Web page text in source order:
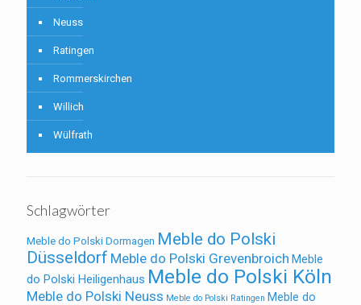
Neuss
Ratingen
Rommerskirchen
Willich
Wülfrath
Schlagwörter
Meble do Polski Dormagen Meble do Polski
Düsseldorf Meble do Polski Grevenbroich Meble
do Polski Heiligenhaus Meble do Polski Köln
Meble do Polski Neuss Meble do Polski Ratingen Meble do